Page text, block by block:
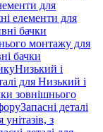
для
елементи для
бачки
монтажу для
бачки
Низький і
для Низький і
зовнішнього
Запасні деталі
з